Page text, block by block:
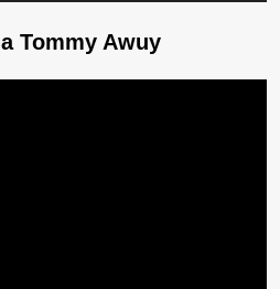
Tommy Awuy